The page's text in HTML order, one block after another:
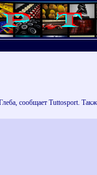
сообщает Tuttosport.